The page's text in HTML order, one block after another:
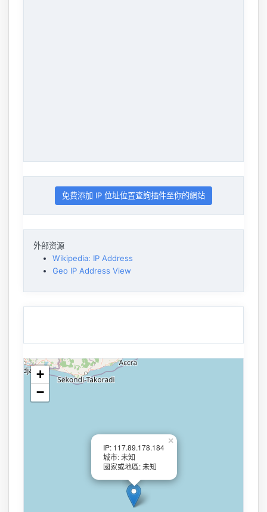
免費添加 IP 位址位置查詢插件至你的網站
外部资源
Wikipedia: IP Address
Geo IP Address View
IP: 117.89.178.184
城市: 未知
國家或地區: 未知
×
+
−